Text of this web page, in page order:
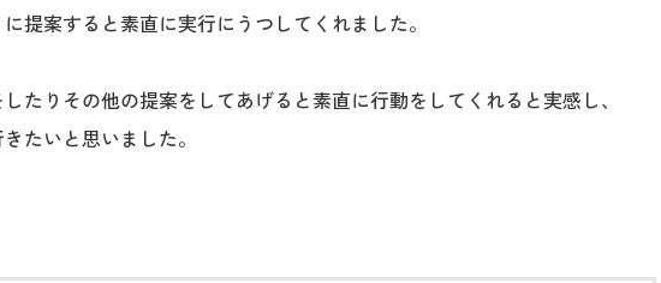
提案すると素直に実行にうつしてくれました。
たりその他の提案をしてあげると素直に行動をしてくれると実感し、
たいと思いました。